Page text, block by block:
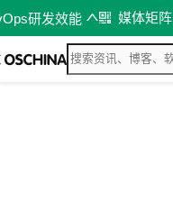
研发效能 媒体矩阵